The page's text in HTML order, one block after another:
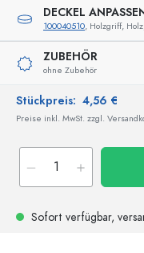
DECKEL
100040510, Holzgriff,
ZUBEHÖR
ohne Zubehör
Stückpreis: 4,56 €
Preise inkl. MwSt. zzgl.
Sofort verfügbar,